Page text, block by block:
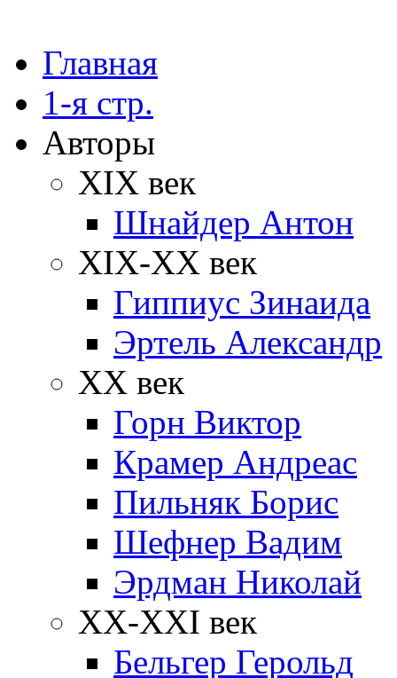
Главная
1-я стр.
Авторы
XIX век
Шнайдер Антон
XIX-XX век
Гиппиус Зинаида
Эртель Александр
XX век
Горн Виктор
Крамер Андреас
Пильняк Борис
Шефнер Вадим
Эрдман Николай
ХХ-XXI век
Бельгер Герольд